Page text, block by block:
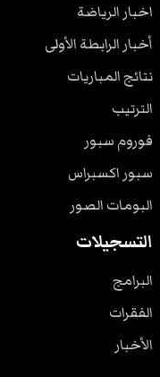
اخبار الرياضة
أخبار الرابطة الأولى
نتائج المباريات
الترتيب
فوروم سبور
سبور اكسبراس
البومات الصور
التسجيلات
البرامج
الفقرات
الأخبار